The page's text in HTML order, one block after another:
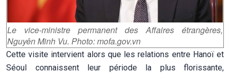
Le vice-ministre permanent des Affaires étrangères,
Nguyên Minh Vu. Photo: mofa.gov.vn
Cette visite intervient alors que les relations entre Hanoï et
Séoul connaissent leur période la plus florissante,